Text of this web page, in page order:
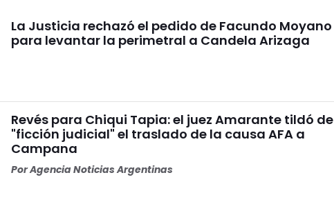
La Justicia rechazó el pedido de Facundo Moyano
para levantar la perimetral a Candela Arizaga
Revés para Chiqui Tapia: el juez Amarante tildó de
"ficción judicial" el traslado de la causa AFA a
Campana
PorAgencia Noticias Argentinas